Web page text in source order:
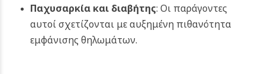
Παχυσαρκία και διαβήτης: Οι παράγοντες
αυτοί σχετίζονται με αυξημένη πιθανότητα
εμφάνισης θηλωμάτων.